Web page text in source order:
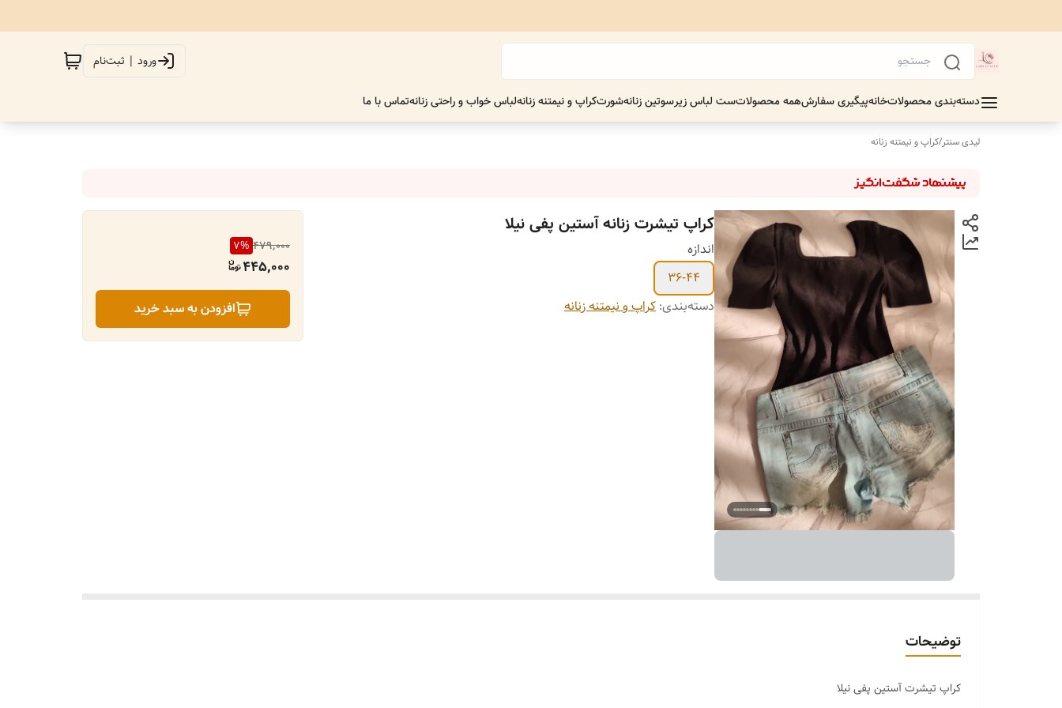
ورود | ثبت‌نام
دسته‌بندی محصولاتخانهپیگیری سفارشهمه محصولاتست لباس زیرسوتین زنانهشورتکراپ و نیمتنه زنانهلباس خواب و راحتی زنانهتماس با ما
لیدی سنتر/کراپ و نیمتنه زنانه
کراپ تیشرت زنانه آستین پفی نیلا
اندازه
36-44
دسته‌بندی: کراپ و نیمتنه زنانه
479,000
7%
445,000
افزودن به سبد خرید
توضیحات
کراپ تیشرت آستین پفی نیلا